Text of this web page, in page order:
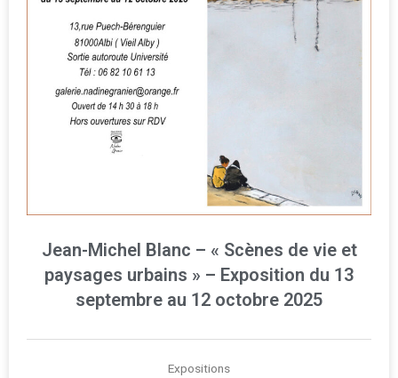
Jean-Michel Blanc – « Scènes de vie et
paysages urbains » – Exposition du 13
septembre au 12 octobre 2025
Expositions